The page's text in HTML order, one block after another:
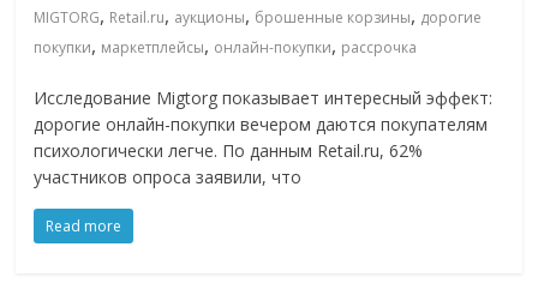
MIGTORG, Retail.ru, аукционы, брошенные корзины, дорогие
покупки, маркетплейсы, онлайн-покупки, рассрочка
Исследование Migtorg показывает интересный эффект:
дорогие онлайн-покупки вечером даются покупателям
психологически легче. По данным Retail.ru, 62%
участников опроса заявили, что
Read more